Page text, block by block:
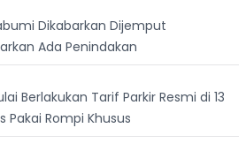
Dikabarkan Dijemput
Ada Penindakan
Berlakukan Tarif Parkir Resmi di 13
Pakai Rompi Khusus